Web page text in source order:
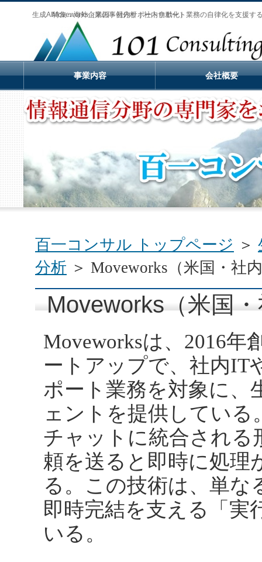
生成AI特集：海外企業の事例分析｜社内サポート業務の自律化を支援す
百一コンサル トップページ ＞
分析 ＞ Moveworks（米国・社
Moveworks（米国
Moveworks（米国・社内サポート自動化）
Moveworksは、2016
ートアップで、社内IT
ポート業務を対象に、
ェントを提供している
チャットに統合される
頼を送ると即時に処理
る。この技術は、単な
即時完結を支える「実
いる。
事業内容 会社概要